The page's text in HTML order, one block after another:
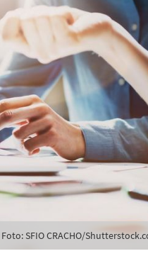
SFIO CRACHO/
Kenntnis genommen.